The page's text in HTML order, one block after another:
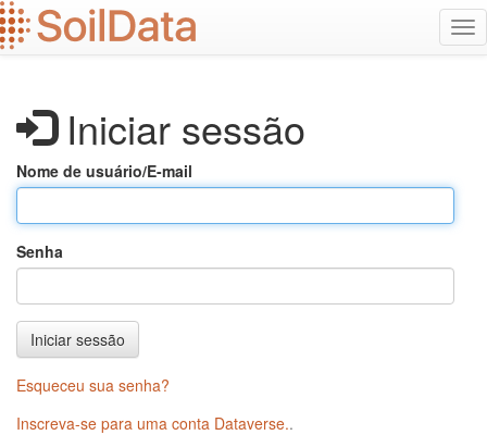
Ir
para
o
Iniciar sessão
Nome de usuário/E-mail
Senha
Iniciar sessão
Esqueceu sua senha?
Inscreva-se para uma conta Dataverse..